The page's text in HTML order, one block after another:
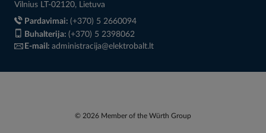
Vilnius LT-02120, Lietuva
Pardavimai: (+370) 5 2660094
Buhalterija: (+370) 5 2398062
E-mail: administracija@elektrobalt.lt
© 2026 Member of the Würth Group